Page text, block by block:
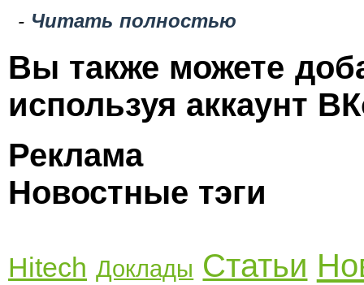
- Читать полностью
Вы также можете
используя аккаунт
Реклама
Новостные тэги
Hitech Доклады Статьи